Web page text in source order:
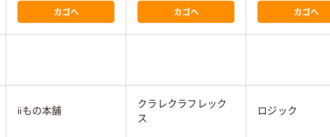
カゴへ カゴへ カゴへ
iiもの本舗
クラレクラフレック
ス
ロジック